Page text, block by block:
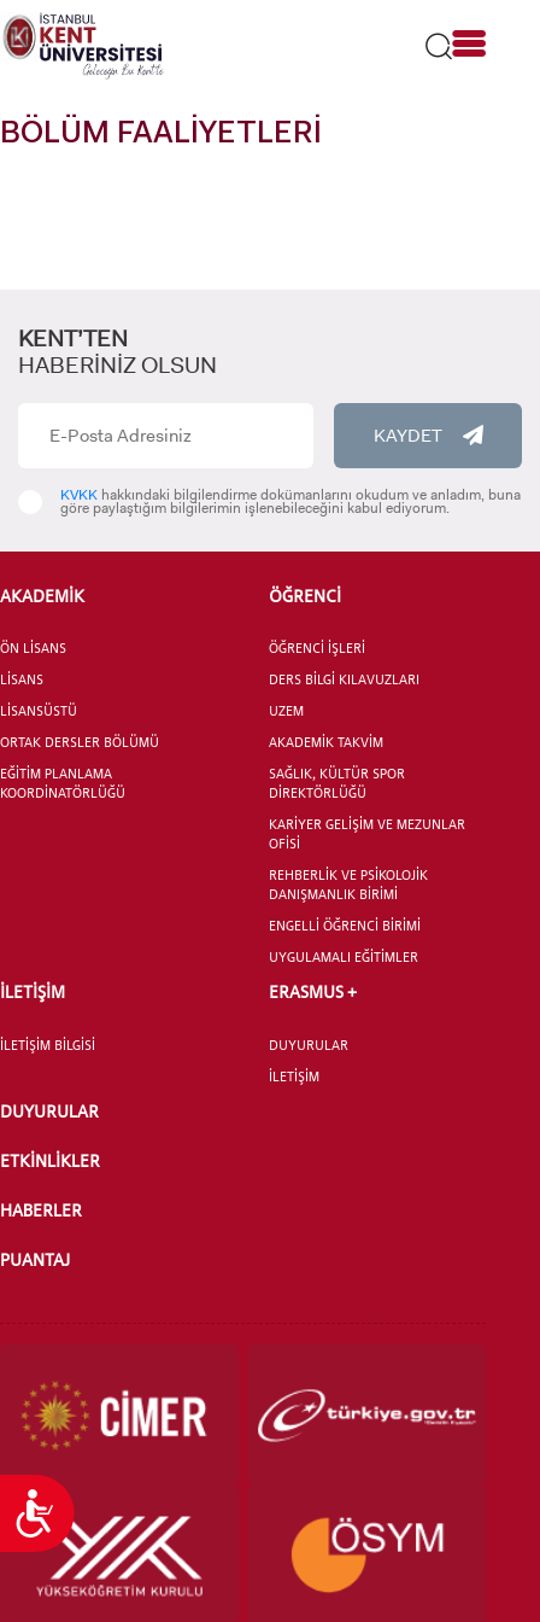
Lütfen
dikkat:
Bu
bir
Ulaşılabilirlik
ADAY ÖĞRENCİ
INTERNATIONAL
LİSANSÜSTÜ EĞİTİM ENSTİTÜSÜ
LİSANS ADAY ÖĞRENCİ
BÖLÜM FAALİYETLERİ
KENT’TEN
HABERİNİZ OLSUN
KAYDET
KVKK hakkındaki bilgilendirme dokümanlarını okudum ve anladım, buna
göre paylaştığım bilgilerimin işlenebileceğini kabul ediyorum.
AKADEMİK
ÖN LİSANS
LİSANS
LİSANSÜSTÜ
ORTAK DERSLER BÖLÜMÜ
EĞİTİM PLANLAMA
KOORDİNATÖRLÜĞÜ
ÖĞRENCİ
ÖĞRENCİ İŞLERİ
DERS BİLGİ KILAVUZLARI
UZEM
AKADEMİK TAKVİM
SAĞLIK, KÜLTÜR SPOR
DİREKTÖRLÜĞÜ
KARİYER GELİŞİM VE MEZUNLAR
OFİSİ
REHBERLİK VE PSİKOLOJİK
DANIŞMANLIK BİRİMİ
ENGELLİ ÖĞRENCİ BİRİMİ
UYGULAMALI EĞİTİMLER
İLETİŞİM
İLETİŞİM BİLGİSİ
ERASMUS +
DUYURULAR
İLETİŞİM
DUYURULAR
ETKİNLİKLER
HABERLER
PUANTAJ